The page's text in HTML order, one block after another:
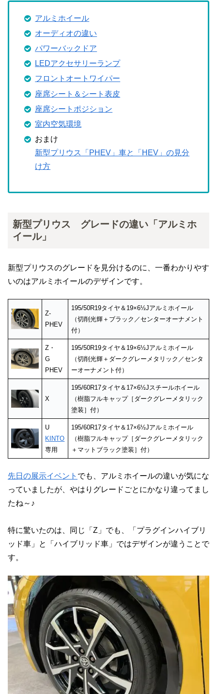
アルミホイール
オーディオの違い
パワーバックドア
LEDアクセサリーランプ
フロントオートワイパー
座席シート＆シート表皮
座席シートポジション
室内空気環境
おまけ
新型プリウス「PHEV」車と「HEV」の見分
け方
新型プリウス グレードの違い「アルミホ
イール」
新型プリウスのグレードを見分けるのに、一番わかりやす
いのはアルミホイールのデザインです。
Z-
PHEV
195/50R19タイヤ＆19×6½Jアルミホイール
（切削光輝＋ブラック／センターオーナメント
付）
Z・
G
PHEV
195/50R19タイヤ＆19×6½Jアルミホイール
（切削光輝＋ダークグレーメタリック／センタ
ーオーナメント付）
X
195/60R17タイヤ＆17×6½Jスチールホイール
（樹脂フルキャップ［ダークグレーメタリック
塗装］付）
U
KINTO
専用
195/60R17タイヤ＆17×6½Jアルミホイール
（樹脂フルキャップ［ダークグレーメタリック
＋マットブラック塗装］付）
先日の展示イベント でも、アルミホイールの違いが気にな
っていましたが、やはりグレードごとにかなり違ってまし
たね～♪
特に驚いたのは、同じ「Z」でも、「プラグインハイブリ
ッド車」と「ハイブリッド車」ではデザインが違うことで
す。